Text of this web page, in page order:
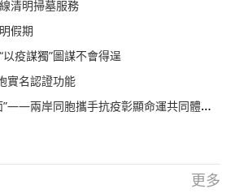
清明掃墓服務
假期
疫謀獨”圖謀不會得逞
實名認證功能
兩岸同胞攜手抗疫彰顯命運共同體正能量
更多